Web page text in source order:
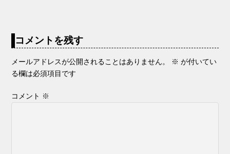
コメントを残す
メールアドレスが公開されることはありません。 ※ が付いてい
る欄は必須項目です
コメント ※